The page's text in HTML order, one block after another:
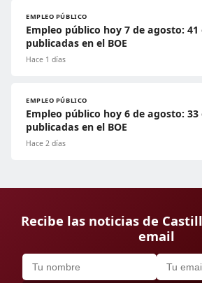
EMPLEO PÚBLICO
Empleo público hoy 7 de agosto:
publicadas en el BOE
Hace 1 días
EMPLEO PÚBLICO
Empleo público hoy 6 de agosto:
publicadas en el BOE
Hace 2 días
Recibe las noticias de
email